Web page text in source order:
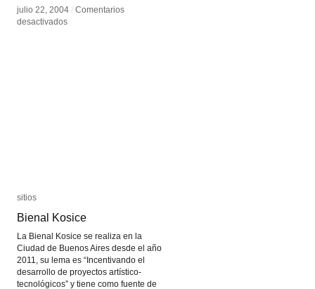
julio 22, 2004 / Comentarios
desactivadosen
julio 22, 2004 / Comentarios
desactivadosen
sitios
Bienal Kosice
La Bienal Kosice se realiza en la
Ciudad de Buenos Aires desde el año
2011, su lema es “Incentivando el
desarrollo de proyectos artístico-
tecnológicos” y tiene como fuente de
sitios
Bienal Kosice